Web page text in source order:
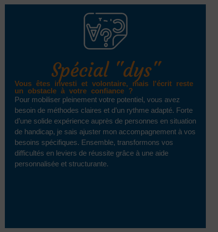
Spécial "dys"
Vous êtes investi et volontaire, mais l'écrit reste
un obstacle à votre confiance ?
Pour mobiliser pleinement votre potentiel, vous avez
besoin de méthodes claires et d’un rythme adapté. Forte
d’une solide expérience auprès de personnes en situation
de handicap, je sais ajuster mon accompagnement à vos
besoins spécifiques. Ensemble, transformons vos
difficultés en leviers de réussite grâce à une aide
personnalisée et structurante.